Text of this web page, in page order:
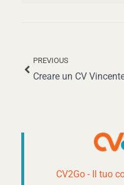
Precedente
PREVIOUS
CV2Go - Il tuo